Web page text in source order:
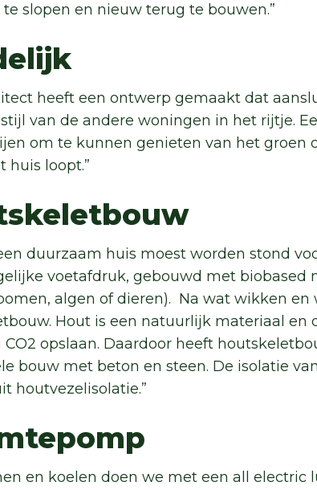
te slopen en nieuw terug te bouwen.”
heeft een ontwerp gemaakt dat
van de andere woningen in het rijtje.
om te kunnen genieten van het groen
huis loopt.”
duurzaam huis moest worden stond
voetafdruk, gebouwd met biobased
algen of dieren). Na wat wikken
Hout is een natuurlijk materiaal
CO2 opslaan. Daardoor heeft
bouw met beton en steen. De isolatie
houtvezelisolatie.”
en koelen doen we met een all